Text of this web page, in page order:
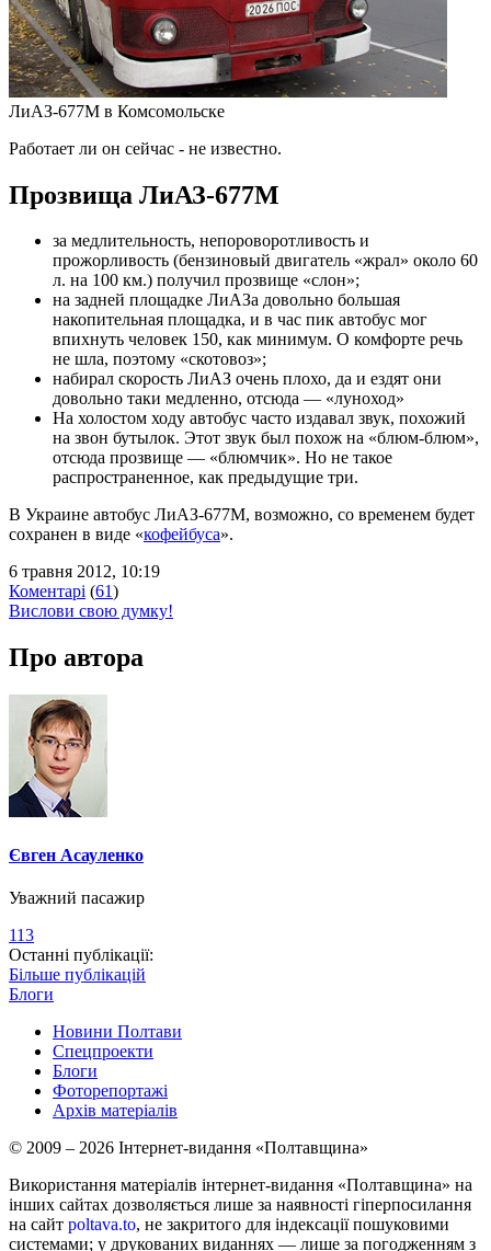
ЛиАЗ-677М в Комсомольске
Работает ли он сейчас - не известно.
Прозвища ЛиАЗ-677М
за медлительность, непороворотливость и
прожорливость (бензиновый двигатель «жрал» около 60
л. на 100 км.) получил прозвище «слон»;
на задней площадке ЛиАЗа довольно большая
накопительная площадка, и в час пик автобус мог
впихнуть человек 150, как минимум. О комфорте речь
не шла, поэтому «скотовоз»;
набирал скорость ЛиАЗ очень плохо, да и ездят они
довольно таки медленно, отсюда — «луноход»
На холостом ходу автобус часто издавал звук, похожий
на звон бутылок. Этот звук был похож на «блюм-блюм»,
отсюда прозвище — «блюмчик». Но не такое
распространенное, как предыдущие три.
В Украине автобус ЛиАЗ-677М, возможно, со временем будет
сохранен в виде «кофейбуса».
6 травня 2012, 10:19
Коментарі (61)
Вислови свою думку!
Про автора
Євген Асауленко
Уважний пасажир
113
Останні публікації:
Більше публікацій
Блоги
Новини Полтави
Спецпроекти
Блоги
Фоторепортажі
Архів матеріалів
© 2009 – 2026 Інтернет-видання «Полтавщина»
Використання матеріалів інтернет-видання «Полтавщина» на
інших сайтах дозволяється лише за наявності гіперпосилання
на сайт poltava.to, не закритого для індексації пошуковими
системами; у друкованих виданнях — лише за погодженням з